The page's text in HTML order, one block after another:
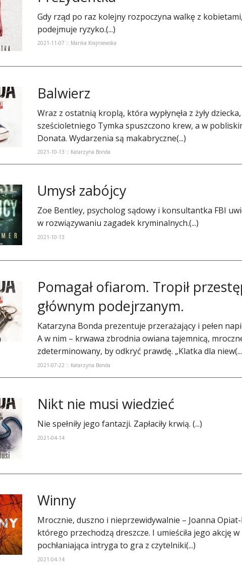
​Gdy rząd po raz kolejny rozpoczyna walkę z
podejmuje ryzyko.(...)
2021-11-07 :: Marika Krajniewska
Balwierz
​Wraz z ostatnią kroplą, która wypłynęła z żyły
sześcioletniego Tymka spuszczono krew, a w
Donata. Wydarzenia są makabryczne(...)
2021-10-13 :: Katarzyna Bonda
Umysł zabójcy
Zoe Bentley, psycholog sądowy i konsultantka FBI
w rozwiązywaniu zagadek kryminalnych.(...)
2021-10-13
Pomagał ofiarom. Tropił
głównym podejrzanym.
Katarzyna Bonda prezentuje przerażający i pełen
A w nim – krwawa zbrodnia owiana tajemnicą,
zdeterminowany, by odkryć prawdę. „Klatka dla
2021-07-22 :: Katarzyna Bonda
Nikt nie musi wiedzieć
Nie spełniły jego fantazji. Zapłaciły krwią. (...)
2021-04-14
Winny
Mrocznie, duszno i nieprzewidywalnie – Joanna
którego przechodzą dreszcze. I umieściła jego akcję
pochłaniająca intryga to gra z czytelniki(...)
2021-04-14